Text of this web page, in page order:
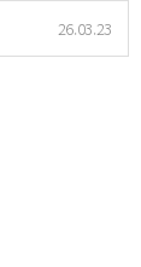
26.03.23